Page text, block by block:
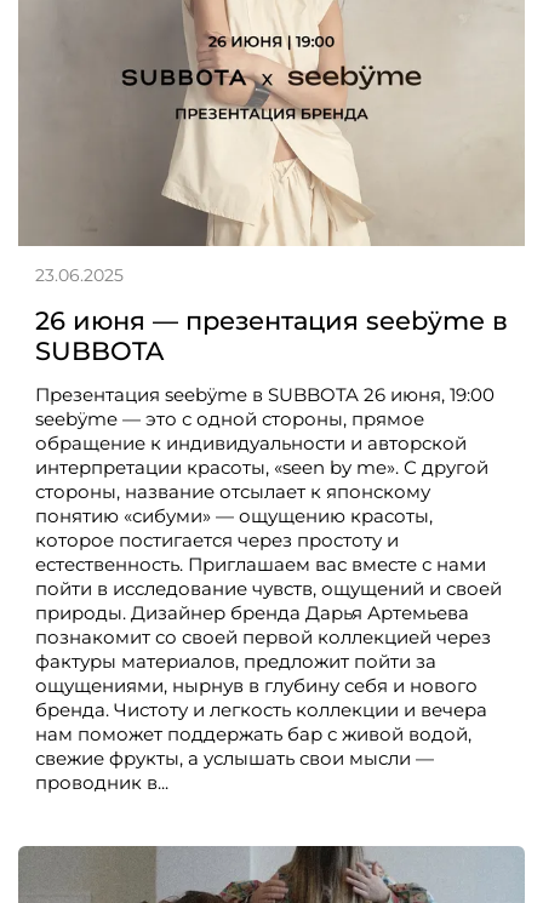
26 июня — презентация seebÿme в
SUBBOTA
Презентация seebÿme в SUBBOTA 26 июня, 19:00
seebÿme — это с одной стороны, прямое
обращение к индивидуальности и авторской
интерпретации красоты, «seen by me». С другой
стороны, название отсылает к японскому
понятию «сибуми» — ощущению красоты,
которое постигается через простоту и
естественность. Приглашаем вас вместе с нами
пойти в исследование чувств, ощущений и своей
природы. Дизайнер бренда Дарья Артемьева
познакомит со своей первой коллекцией через
фактуры материалов, предложит пойти за
ощущениями, нырнув в глубину себя и нового
бренда. Чистоту и легкость коллекции и вечера
нам поможет поддержать бар с живой водой,
свежие фрукты, а услышать свои мысли —
проводник в...
23.06.2025